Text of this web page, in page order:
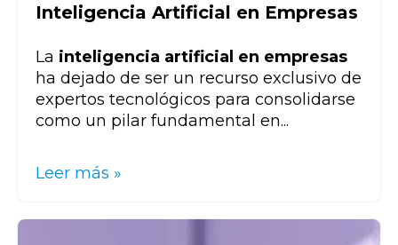
Inteligencia Artificial en Empresas
La inteligencia artificial en empresas
ha dejado de ser un recurso exclusivo de
expertos tecnológicos para consolidarse
como un pilar fundamental en...
Leer más »